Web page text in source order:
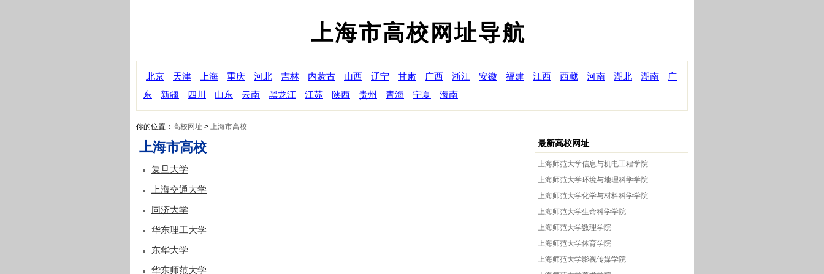
上海市高校网址导航
北京 天津 上海 重庆 河北 吉林 内蒙古 山西 辽宁 甘肃 广西 浙江 安徽 福建 江西 西藏 河南 湖北 湖南
广
东
新疆 四川 山东 云南 黑龙江 江苏 陕西 贵州 青海 宁夏 海南
你的位置： 高校网址 > 上海市高校
上海市高校
复旦大学
上海交通大学
同济大学
华东理工大学
东华大学
华东师范大学
最新高校网址
上海师范大学信息与机电工程学院
上海师范大学环境与地理科学学院
上海师范大学化学与材料科学学院
上海师范大学生命科学学院
上海师范大学数理学院
上海师范大学体育学院
上海师范大学影视传媒学院